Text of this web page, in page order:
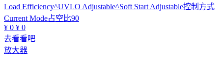
Load Efficiency^UVLO Adjustable^Soft Start Adjustable控制方式
Current Mode占空比90
¥ 0 ¥ 0
去看看吧
放大器